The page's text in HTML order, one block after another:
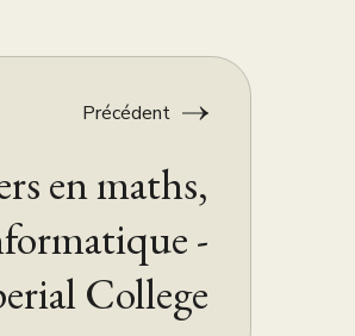
Précédent
en maths,
-
College